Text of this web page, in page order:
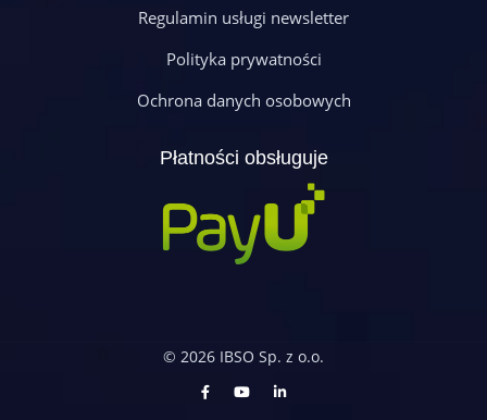
Regulamin usługi newsletter
Polityka prywatności
Ochrona danych osobowych
Płatności obsługuje
© 2026 IBSO Sp. z o.o.